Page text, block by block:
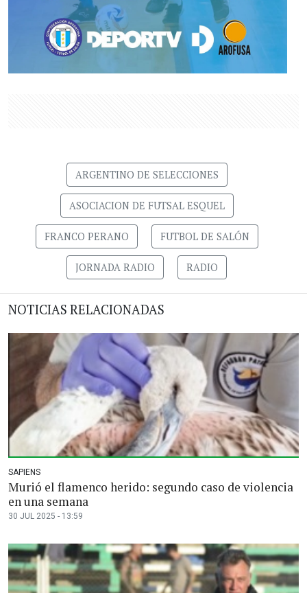
ARGENTINO DE SELECCIONES
ASOCIACION DE FUTSAL ESQUEL
FRANCO PERANO FUTBOL DE SALÓN
JORNADA RADIO RADIO
NOTICIAS RELACIONADAS
SAPIENS
Murió el flamenco herido: segundo caso de violencia
en una semana
30 JUL 2025 - 13:59